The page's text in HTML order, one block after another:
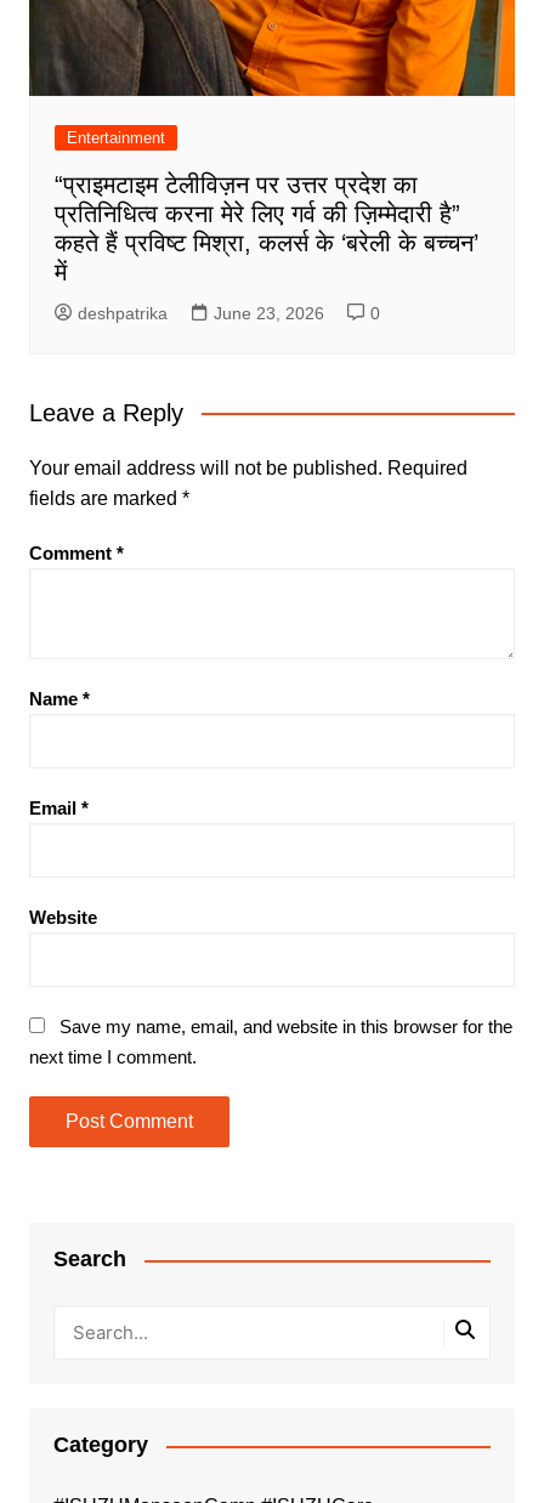
Entertainment
“प्राइमटाइम टेलीविज़न पर उत्तर प्रदेश का
प्रतिनिधित्व करना मेरे लिए गर्व की ज़िम्मेदारी है”
कहते हैं प्रविष्ट मिश्रा, कलर्स के ‘बरेली के बच्चन’
में
deshpatrika June 23, 2026 0
Leave a Reply
Your email address will not be published. Required
fields are marked *
Comment *
Name *
Email *
Website
Save my name, email, and website in this browser for the
next time I comment.
Search
Category